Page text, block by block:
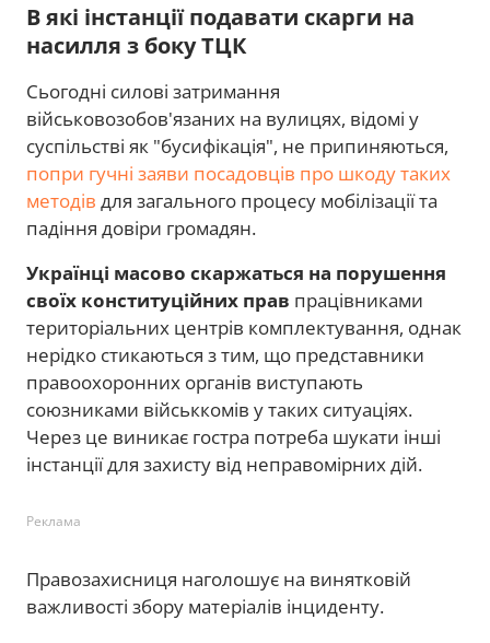
В які інстанції подавати скарги на
насилля з боку ТЦК
Сьогодні силові затримання
військовозобов'язаних на вулицях, відомі у
суспільстві як "бусифікація", не припиняються,
попри гучні заяви посадовців про шкоду таких
методів для загального процесу мобілізації та
падіння довіри громадян.
Українці масово скаржаться на порушення
своїх конституційних прав працівниками
територіальних центрів комплектування, однак
нерідко стикаються з тим, що представники
правоохоронних органів виступають
союзниками військкомів у таких ситуаціях.
Через це виникає гостра потреба шукати інші
інстанції для захисту від неправомірних дій.
Реклама
Правозахисниця наголошує на винятковій
важливості збору матеріалів інциденту.